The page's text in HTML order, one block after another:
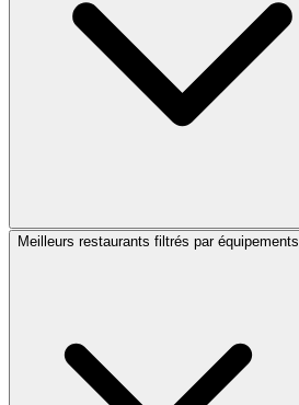
Meilleurs restaurants filtrés par équipements